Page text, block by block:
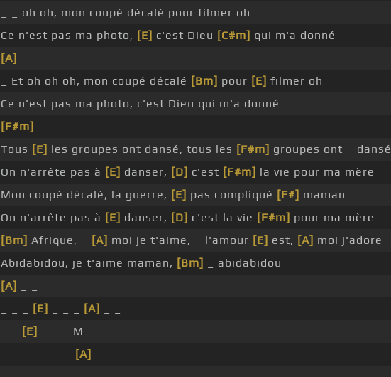
_ _ oh oh, mon coupé décalé pour filmer oh
Ce n'est pas ma photo, [E] c'est Dieu [C#m] qui m'a donné
[A]
_ Et oh oh oh, mon coupé décalé [Bm] pour [E] filmer oh
Ce n'est pas ma photo, c'est Dieu qui m'a donné
[F#m]
Tous [E] les groupes ont dansé, tous les [F#m] groupes ont _ dansé
On n'arrête pas à [E] danser, [D] c'est [F#m] la vie pour ma mère
Mon coupé décalé, la guerre, [E] pas compliqué [F#] maman
On n'arrête pas à [E] danser, [D] c'est la vie [F#m] pour ma mère
[Bm] Afrique, _ [A] moi je t'aime, _ l'amour [E] est, [A] moi j'adore _
Abidabidou, je t'aime maman, [Bm]
_ abidabidou
[A]
[E] [A]
[E]
_ _ _ M _
[A]